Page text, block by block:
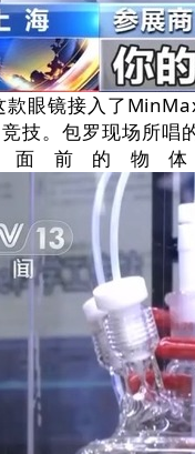
款眼镜接入了
技。包罗现场所唱
面前的物